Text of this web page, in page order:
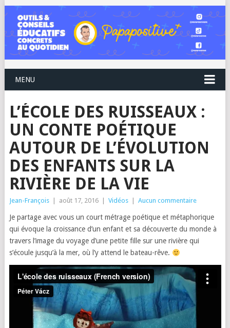
MENU
L’ÉCOLE DES RUISSEAUX :
UN CONTE POÉTIQUE
AUTOUR DE L’ÉVOLUTION
DES ENFANTS SUR LA
RIVIÈRE DE LA VIE
Jean-François août 17, 2016 Vidéos Aucun commentaire
Je partage avec vous un court métrage poétique et métaphorique
qui évoque la croissance d’un enfant et sa découverte du monde à
travers l’image du voyage d’une petite fille sur une rivière qui
s’écoule jusqu’à la mer, où l’y attend le bateau-rêve.